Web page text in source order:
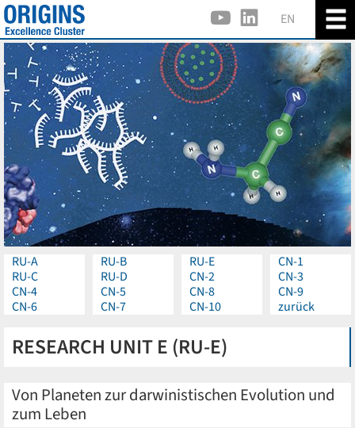
EN
RU-A
RU-B
RU-C
RU-D
RU-E
CN-1
CN-2
CN-3
CN-4
CN-5
CN-6
CN-7
CN-8
CN-9
CN-10
zurück
RESEARCH UNIT E (RU-E)
Von Planeten zur darwinistischen Evolution und
zum Leben